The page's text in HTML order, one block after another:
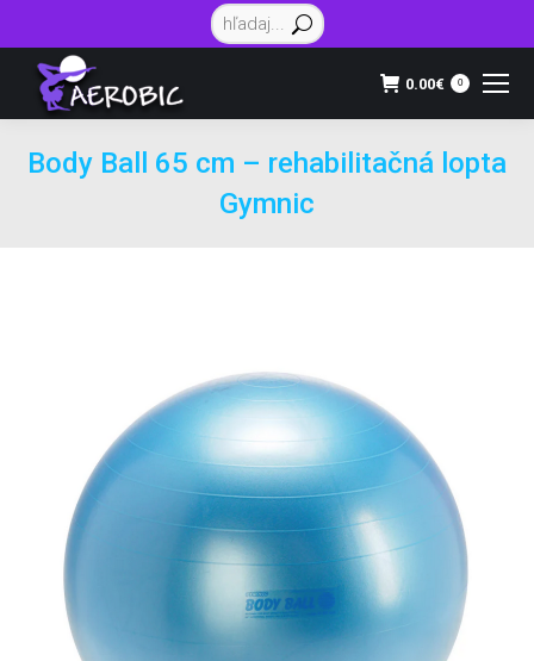
Vyhľadávanie:
0.00€ 0
Body Ball 65 cm – rehabilitačná lopta
Gymnic